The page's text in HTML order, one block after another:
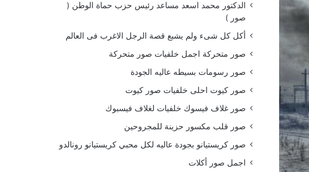
الدكتور محمد اسعد مساعد رئيس حزب حماة الوطن (
صور )
أكل كل شىء ولم يشبع قصة الرجل الاغرب فى العالم
صور متحركة اجمل خلفيات صور متحركة
صور رسومات بسيطه عاليه الجودة
صور كيوت احلى خلفيات صور كيوت
صور غلاف فيسوك خلفيات لغلاف فيسبوك
صور قلب مكسور حزينة للمجروحين
صور كريستيانو بجودة عاليه لكل محبي كريستيانو رونالدو
اجمل صور أكلات